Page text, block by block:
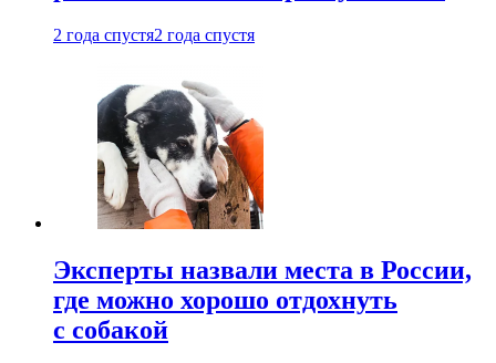
2 года спустя2 года спустя
Эксперты назвали места в России,
где можно хорошо отдохнуть
с собакой